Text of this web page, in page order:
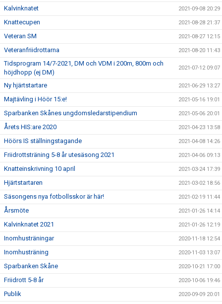
Kalvinknatet 2021-09-08 20:29
Knattecupen 2021-08-28 21:37
Veteran SM 2021-08-27 12:15
Veteranfriidrottarna 2021-08-20 11:43
Tidsprogram 14/7-2021, DM och VDM i 200m, 800m och
höjdhopp (ej DM)
2021-07-12 09:07
Ny hjärtstartare 2021-06-29 13:27
Majtävling i Höör 15:e! 2021-05-16 19:01
Sparbanken Skånes ungdomsledarstipendium 2021-05-06 20:01
Årets HIS:are 2020 2021-04-23 13:58
Höörs IS ställningstagande 2021-04-08 14:26
Friidrottsträning 5-8 år utesäsong 2021 2021-04-06 09:13
Knatteinskrivning 10 april 2021-03-24 17:39
Hjärtstartaren 2021-03-02 18:56
Säsongens nya fotbollsskor är här! 2021-02-19 11:44
Årsmöte 2021-01-26 14:14
Kalvinknatet 2021 2021-01-26 12:19
Inomhusträningar 2020-11-18 12:54
Inomhusträning 2020-11-03 13:07
Sparbanken Skåne 2020-10-21 17:00
Friidrott 5-8 år 2020-10-06 19:46
Publik 2020-09-09 20:01